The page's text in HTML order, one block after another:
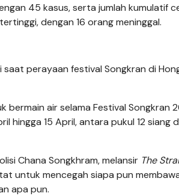
45 kasus, serta jumlah kumulatif
dengan 16 orang meninggal.
perayaan festival Songkran di
bermain air selama Festival Songkran
hingga 15 April, antara pukul 12 siang
Chana Songkhram, melansir The
untuk mencegah siapa pun
apa pun.